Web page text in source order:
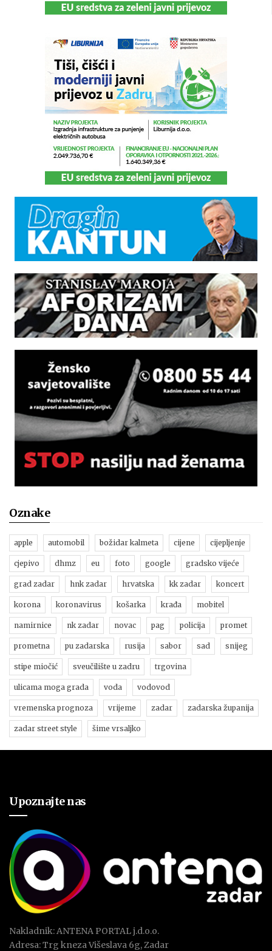
Oznake
apple automobil božidar kalmeta cijene cijepljenje
cjepivo dhmz eu foto google gradsko vijeće
grad zadar hnk zadar hrvatska kk zadar koncert
korona koronavirus košarka krađa mobitel
namirnice nk zadar novac pag policija promet
prometna pu zadarska rusija sabor sad snijeg
stipe miočić sveučilište u zadru trgovina
ulicama moga grada voda vodovod
vremenska prognoza vrijeme zadar zadarska županija
zadar street style šime vrsaljko
Upoznajte nas
Nakladnik: ANTENA PORTAL j.d.o.o.
Adresa: Trg kneza Višeslava 6g, Zadar